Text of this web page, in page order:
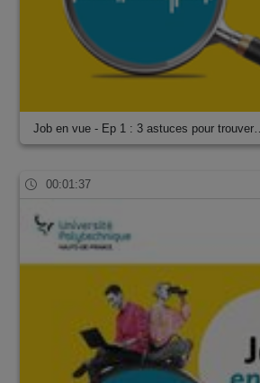
Job en vue - Ep 1 : 3 astuces pour trouver…
00:01:37